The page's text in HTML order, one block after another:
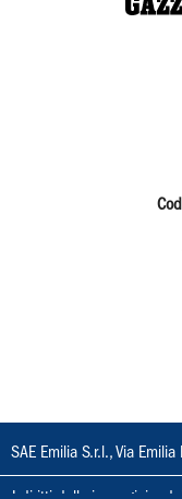
SAE Emilia S.r.l., Via